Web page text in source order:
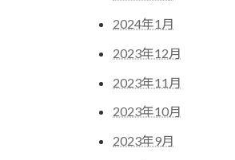
2024年1月
2023年12月
2023年11月
2023年10月
2023年9月